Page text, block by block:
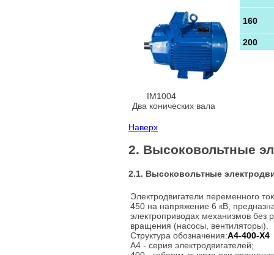
IM1004
Два конических вала
160
200
Наверх
2. Высоковольтные
2.1. Высоковольтные
Электродвигатели переменного
450 на напряжение 6 кВ,
электроприводах механизмов без
вращения (насосы, вентиляторы).
Структура обозначения:А4-400-Х4
А4 - серия электродвигателей;